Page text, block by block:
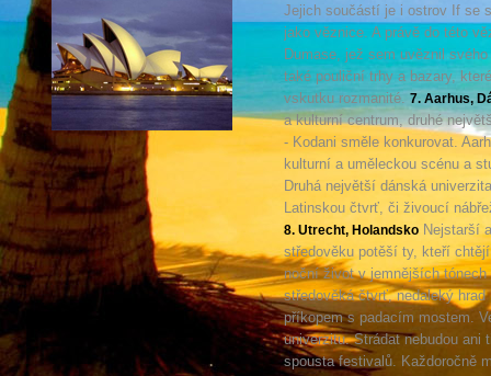
Jejich součástí je i ostrov If se
jako věznice. A právě do této
Dumase, jež sem uvěznil
také pouliční trhy a bazary,
vskutku rozmanité. 7. Aarhus,
a kulturní centrum, druhé
- Kodani směle konkurovat.
kulturní a uměleckou scénu a
Druhá největší dánská
Latinskou čtvrť, či živoucí
8. Utrecht, HolandskoNejstarší
středověku potěší ty, kteří
noční život v jemnějších
středověká čtvrť, nedaleký hrad
příkopem s padacím mostem.
univerzitu. Strádat nebudou ani
spousta festivalů. Každoročně